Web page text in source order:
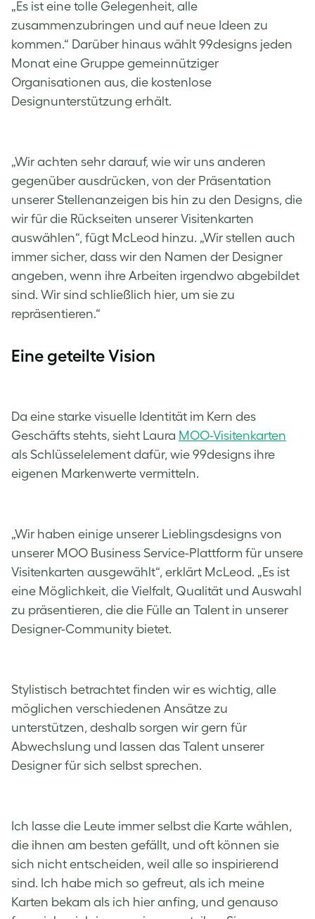
„Es ist eine tolle Gelegenheit, alle
zusammenzubringen und auf neue Ideen zu
kommen.“ Darüber hinaus wählt 99designs jeden
Monat eine Gruppe gemeinnütziger
Organisationen aus, die kostenlose
Designunterstützung erhält.
„Wir achten sehr darauf, wie wir uns anderen
gegenüber ausdrücken, von der Präsentation
unserer Stellenanzeigen bis hin zu den Designs, die
wir für die Rückseiten unserer Visitenkarten
auswählen“, fügt McLeod hinzu. „Wir stellen auch
immer sicher, dass wir den Namen der Designer
angeben, wenn ihre Arbeiten irgendwo abgebildet
sind. Wir sind schließlich hier, um sie zu
repräsentieren.“
Eine geteilte Vision
Da eine starke visuelle Identität im Kern des
Geschäfts stehts, sieht Laura MOO-Visitenkarten
als Schlüsselelement dafür, wie 99designs ihre
eigenen Markenwerte vermitteln.
„Wir haben einige unserer Lieblingsdesigns von
unserer MOO Business Service-Plattform für unsere
Visitenkarten ausgewählt“, erklärt McLeod. „Es ist
eine Möglichkeit, die Vielfalt, Qualität und Auswahl
zu präsentieren, die die Fülle an Talent in unserer
Designer-Community bietet.
Stylistisch betrachtet finden wir es wichtig, alle
möglichen verschiedenen Ansätze zu
unterstützen, deshalb sorgen wir gern für
Abwechslung und lassen das Talent unserer
Designer für sich selbst sprechen.
Ich lasse die Leute immer selbst die Karte wählen,
die ihnen am besten gefällt, und oft können sie
sich nicht entscheiden, weil alle so inspirierend
sind. Ich habe mich so gefreut, als ich meine
Karten bekam als ich hier anfing, und genauso